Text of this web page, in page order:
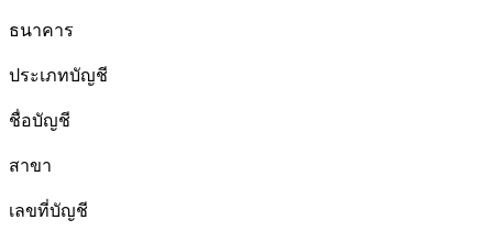
ธนาคาร
ประเภทบัญชี
ชื่อบัญชี
สาขา
เลขที่บัญชี